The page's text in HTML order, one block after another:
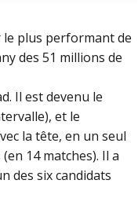
le plus performant de
des 51 millions de
Il est devenu le
et le
la tête, en un seul
14 matches). Il a
des six candidats